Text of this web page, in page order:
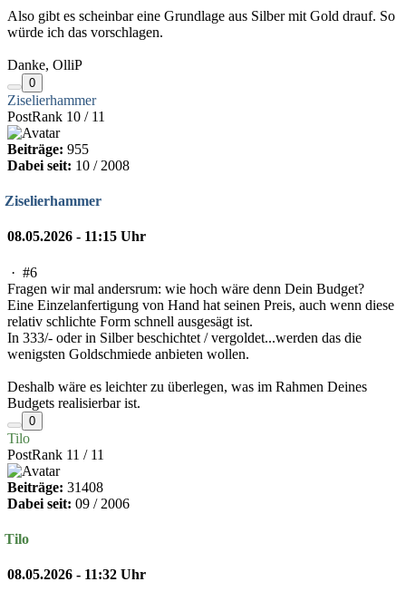
Also gibt es scheinbar eine Grundlage aus Silber mit Gold drauf. So
würde ich das vorschlagen.
Danke, OlliP
0
Ziselierhammer
PostRank 10 / 11
Beiträge: 955
Dabei seit: 10 / 2008
Ziselierhammer
08.05.2026 - 11:15 Uhr
· #6
Fragen wir mal andersrum: wie hoch wäre denn Dein Budget?
Eine Einzelanfertigung von Hand hat seinen Preis, auch wenn diese
relativ schlichte Form schnell ausgesägt ist.
In 333/- oder in Silber beschichtet / vergoldet...werden das die
wenigsten Goldschmiede anbieten wollen.
Deshalb wäre es leichter zu überlegen, was im Rahmen Deines
Budgets realisierbar ist.
0
Tilo
PostRank 11 / 11
Beiträge: 31408
Dabei seit: 09 / 2006
Tilo
08.05.2026 - 11:32 Uhr